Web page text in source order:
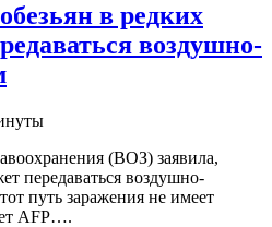
в редких
воздушно-
(ВОЗ) заявила,
передаваться воздушно-
путь заражения не имеет
AFP….